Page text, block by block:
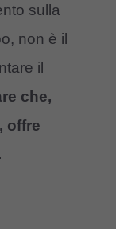
sulla
non è il
il
che,
offre